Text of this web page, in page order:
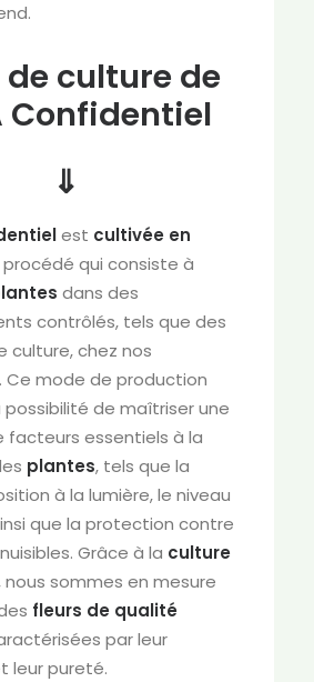
de culture de
Confidentiel
⇓
est cultivée en
procédé qui consiste à
dans des
contrôlés, tels que des
culture, chez nos
Ce mode de production
de maîtriser une
facteurs essentiels à la
plantes, tels que la
à la lumière, le niveau
que la protection contre
Grâce à la culture
nous sommes en mesure
fleurs de qualité
par leur
leur pureté.